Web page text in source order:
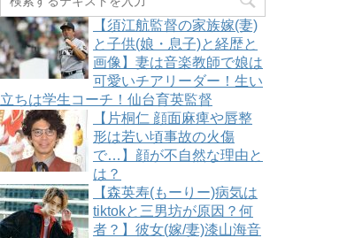
【須江航監督の家族嫁(妻)
と子供(娘・息子)と経歴と
画像】妻は音楽教師で娘は
可愛いチアリーダー！生い
立ちは学生コーチ！仙台育英監督
【片桐仁 顔面麻痺や唇整
形は若い頃事故の火傷
で…】顔が不自然な理由と
は？
【森英寿(もーりー)病気は
tiktokと三男坊が原因？何
者？】彼女(嫁/妻)漆山海音